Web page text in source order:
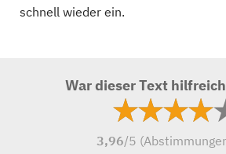
schnell wieder ein.
War dieser Text
3,96/5